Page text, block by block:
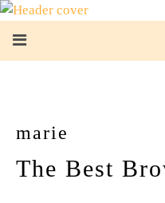
marie
The Best